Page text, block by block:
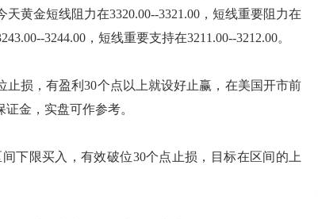
天黄金短线阻力在3320.00--3321.00，短线重要阻力在
3244.00，短线重要支持在3211.00--3212.00。
损，有盈利30个点以上就设好止赢，在美国开市前
金，实盘可作参考。
下限买入，有效破位30个点止损，目标在区间的上